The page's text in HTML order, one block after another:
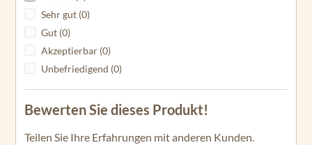
Sehr gut (0)
Gut (0)
Akzeptierbar (0)
Unbefriedigend (0)
Bewerten Sie dieses Produkt!
Teilen Sie Ihre Erfahrungen mit anderen Kunden.